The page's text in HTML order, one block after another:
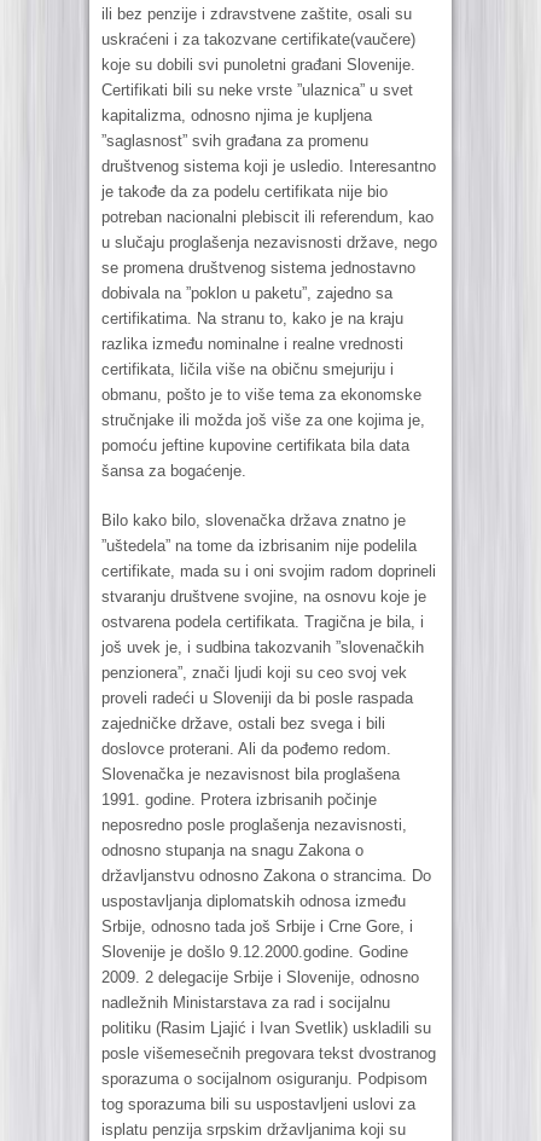
ili bez penzije i zdravstvene zaštite, osali su
uskraćeni i za takozvane certifikate(vaučere)
koje su dobili svi punoletni građani Slovenije.
Certifikati bili su neke vrste ”ulaznica” u svet
kapitalizma, odnosno njima je kupljena
”saglasnost” svih građana za promenu
društvenog sistema koji je usledio. Interesantno
je takođe da za podelu certifikata nije bio
potreban nacionalni plebiscit ili referendum, kao
u slučaju proglašenja nezavisnosti države, nego
se promena društvenog sistema jednostavno
dobivala na ”poklon u paketu”, zajedno sa
certifikatima. Na stranu to, kako je na kraju
razlika između nominalne i realne vrednosti
certifikata, ličila više na običnu smejuriju i
obmanu, pošto je to više tema za ekonomske
stručnjake ili možda još više za one kojima je,
pomoću jeftine kupovine certifikata bila data
šansa za bogaćenje.
Bilo kako bilo, slovenačka država znatno je
”uštedela” na tome da izbrisanim nije podelila
certifikate, mada su i oni svojim radom doprineli
stvaranju društvene svojine, na osnovu koje je
ostvarena podela certifikata. Tragična je bila, i
još uvek je, i sudbina takozvanih ”slovenačkih
penzionera”, znači ljudi koji su ceo svoj vek
proveli radeći u Sloveniji da bi posle raspada
zajedničke države, ostali bez svega i bili
doslovce proterani. Ali da pođemo redom.
Slovenačka je nezavisnost bila proglašena
1991. godine. Protera izbrisanih počinje
neposredno posle proglašenja nezavisnosti,
odnosno stupanja na snagu Zakona o
državljanstvu odnosno Zakona o strancima. Do
uspostavljanja diplomatskih odnosa između
Srbije, odnosno tada još Srbije i Crne Gore, i
Slovenije je došlo 9.12.2000.godine. Godine
2009. 2 delegacije Srbije i Slovenije, odnosno
nadležnih Ministarstava za rad i socijalnu
politiku (Rasim Ljajić i Ivan Svetlik) uskladili su
posle višemesečnih pregovara tekst dvostranog
sporazuma o socijalnom osiguranju. Podpisom
tog sporazuma bili su uspostavljeni uslovi za
isplatu penzija srpskim državljanima koji su